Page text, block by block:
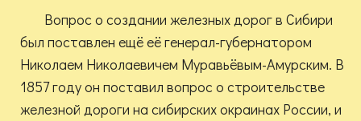
Вопрос о создании железных дорог в Сибири
был поставлен ещё её генерал-губернатором
Николаем Николаевичем Муравьёвым-Амурским. В
1857 году он поставил вопрос о строительстве
железной дороги на сибирских окраинах России, и